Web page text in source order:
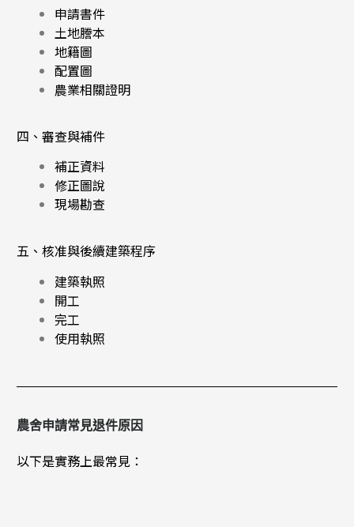
申請書件
土地謄本
地籍圖
配置圖
農業相關證明
四、審查與補件
補正資料
修正圖說
現場勘查
五、核准與後續建築程序
建築執照
開工
完工
使用執照
農舍申請常見退件原因
以下是實務上最常見：